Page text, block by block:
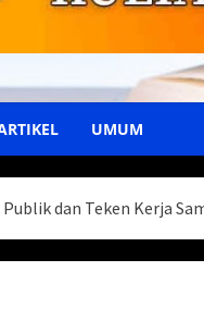
UMUM
dan Teken Kerja